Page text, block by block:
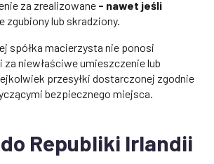
za zrealizowane - nawet jeśli
zgubiony lub skradziony.
spółka macierzysta nie ponosi
niewłaściwe umieszczenie lub
przesyłki dostarczonej zgodnie
bezpiecznego miejsca.
Republiki Irlandii